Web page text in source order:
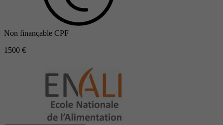
Non finançable CPF
1500 €